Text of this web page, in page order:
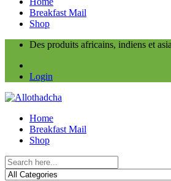
Breakfast Mail
Shop
Des produits africains, indiens et
Login
Home
Breakfast Mail
Shop